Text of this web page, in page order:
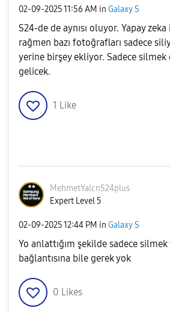
‎02-09-202511:56 AM in Galaxy S
S24-de de aynısı oluyor. Yapay zeka
rağmen bazı fotoğrafları sadece
yerine birşey ekliyor. Sadece
gelicek.
1 Like
MehmetYalcnS24plus
Expert Level 5
‎02-09-202512:44 PM in Galaxy S
Yo anlattığım şekilde sadece
bağlantısına bile gerek yok
0 Likes